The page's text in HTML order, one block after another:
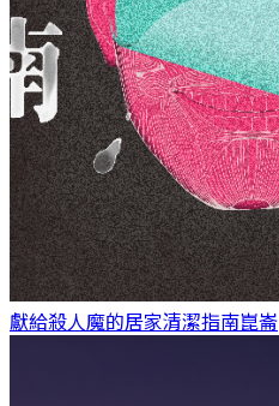
獻給殺人魔的居家清潔指南崑崙